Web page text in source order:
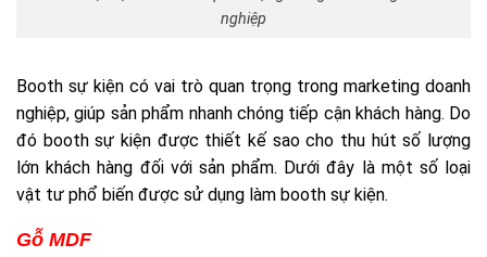
nghiệp
Booth sự kiện có vai trò quan trọng trong marketing doanh
nghiệp, giúp sản phẩm nhanh chóng tiếp cận khách hàng. Do
đó booth sự kiện được thiết kế sao cho thu hút số lượng
lớn khách hàng đối với sản phẩm. Dưới đây là một số loại
vật tư phổ biến được sử dụng làm booth sự kiện.
Gỗ MDF